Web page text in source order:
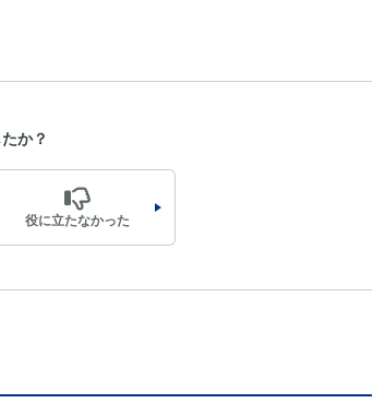
か？
役に立たなかった